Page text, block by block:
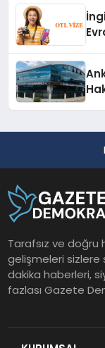
Tarafsız ve doğru
gelişmeleri sizlere
dakika haberleri,
fazlası Gazete